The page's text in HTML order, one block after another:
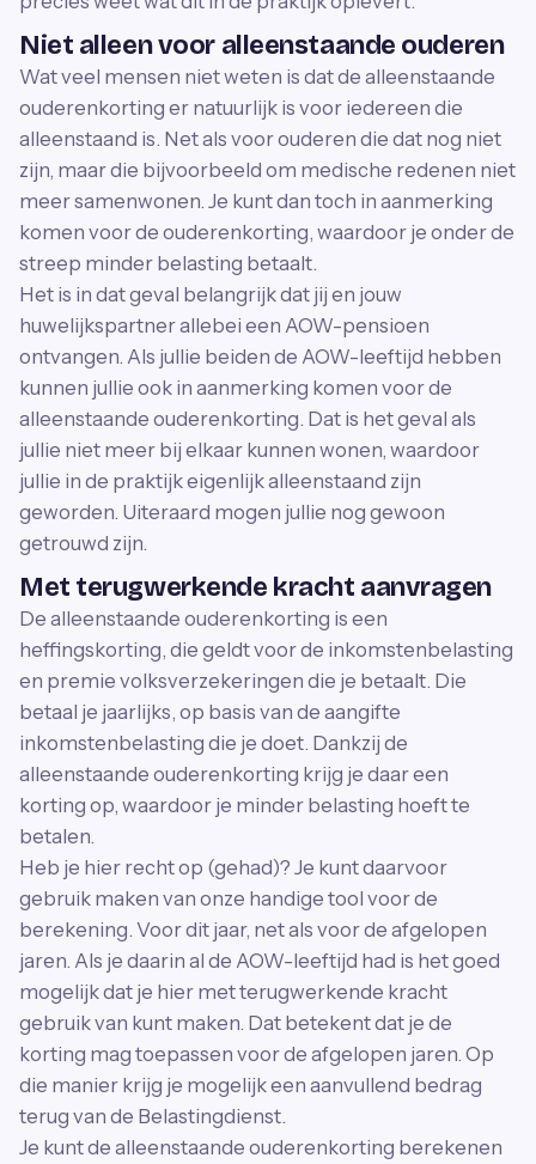
Niet alleen voor alleenstaande ouderen
Wat veel mensen niet weten is dat de alleenstaande
ouderenkorting er natuurlijk is voor iedereen die
alleenstaand is. Net als voor ouderen die dat nog niet
zijn, maar die bijvoorbeeld om medische redenen niet
meer samenwonen. Je kunt dan toch in aanmerking
komen voor de ouderenkorting, waardoor je onder de
streep minder belasting betaalt.
Het is in dat geval belangrijk dat jij en jouw
huwelijkspartner allebei een AOW-pensioen
ontvangen. Als jullie beiden de AOW-leeftijd hebben
kunnen jullie ook in aanmerking komen voor de
alleenstaande ouderenkorting. Dat is het geval als
jullie niet meer bij elkaar kunnen wonen, waardoor
jullie in de praktijk eigenlijk alleenstaand zijn
geworden. Uiteraard mogen jullie nog gewoon
getrouwd zijn.
Met terugwerkende kracht aanvragen
De alleenstaande ouderenkorting is een
heffingskorting, die geldt voor de inkomstenbelasting
en premie volksverzekeringen die je betaalt. Die
betaal je jaarlijks, op basis van de aangifte
inkomstenbelasting die je doet. Dankzij de
alleenstaande ouderenkorting krijg je daar een
korting op, waardoor je minder belasting hoeft te
betalen.
Heb je hier recht op (gehad)? Je kunt daarvoor
gebruik maken van onze handige tool voor de
berekening. Voor dit jaar, net als voor de afgelopen
jaren. Als je daarin al de AOW-leeftijd had is het goed
mogelijk dat je hier met terugwerkende kracht
gebruik van kunt maken. Dat betekent dat je de
korting mag toepassen voor de afgelopen jaren. Op
die manier krijg je mogelijk een aanvullend bedrag
terug van de Belastingdienst.
Je kunt de alleenstaande ouderenkorting berekenen